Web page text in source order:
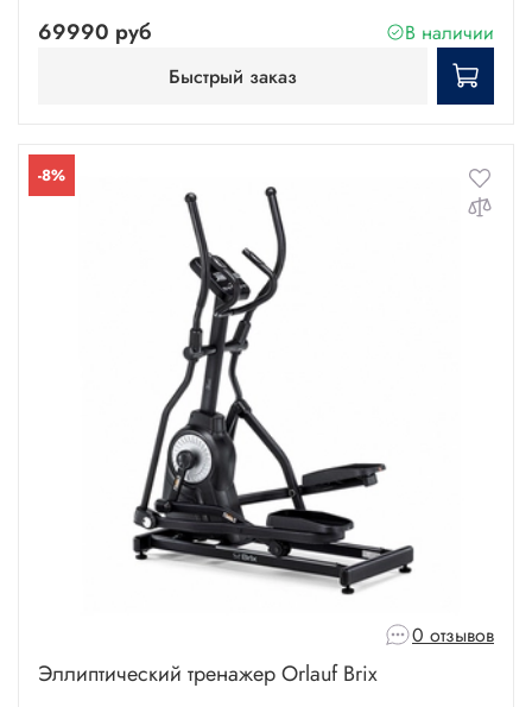
69990 руб
В наличии
Быстрый заказ
-8%
0 отзывов
Эллиптический тренажер Orlauf Brix